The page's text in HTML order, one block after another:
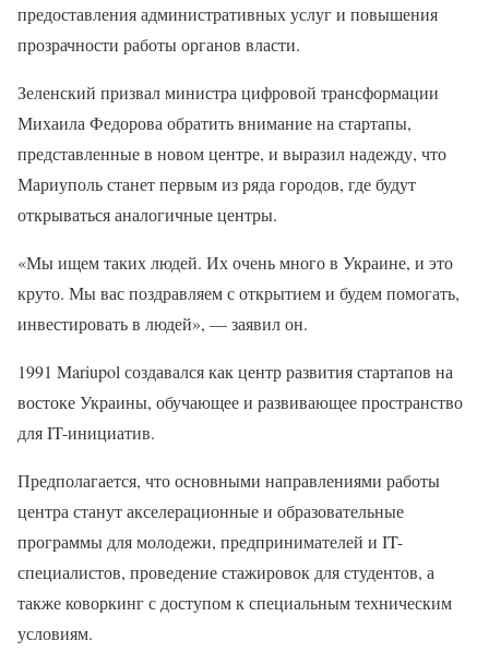
предоставления административных услуг и повышения
прозрачности работы органов власти.
Зеленский призвал министра цифровой трансформации
Михаила Федорова обратить внимание на стартапы,
представленные в новом центре, и выразил надежду, что
Мариуполь станет первым из ряда городов, где будут
открываться аналогичные центры.
«Мы ищем таких людей. Их очень много в Украине, и это
круто. Мы вас поздравляем с открытием и будем помогать,
инвестировать в людей», — заявил он.
1991 Mariupol создавался как центр развития стартапов на
востоке Украины, обучающее и развивающее пространство
для IT-инициатив.
Предполагается, что основными направлениями работы
центра станут акселерационные и образовательные
программы для молодежи, предпринимателей и IT-
специалистов, проведение стажировок для студентов, а
также коворкинг с доступом к специальным техническим
условиям.